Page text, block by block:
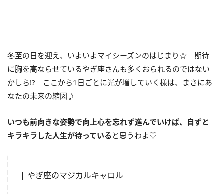
冬至の日を迎え、いよいよマイシーズンのはじまり☆ 期待
に胸を高ならせているやぎ座さんも多くおられるのではない
かしら!? ここから1日ごとに光が増していく様は、まさにあ
なたの未来の縮図♪
いつも前向きな姿勢で向上心を忘れず進んでいけば、自ずと
キラキラした人生が待っている と思うわよ♡
やぎ座のマジカルキャロル